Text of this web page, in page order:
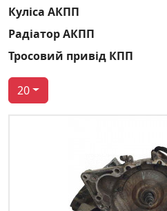
Куліса АКПП
Радіатор АКПП
Тросовий привід КПП
20